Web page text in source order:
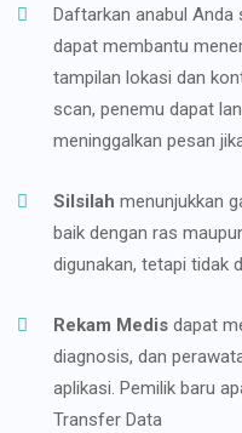
Daftarkan anabul Anda
dapat membantu
tampilan lokasi dan
scan, penemu dapat
meninggalkan pesan
Silsilah menunjukkan
baik dengan ras
digunakan, tetapi tidak
Rekam Medis dapat
diagnosis, dan
aplikasi. Pemilik baru
Transfer Data